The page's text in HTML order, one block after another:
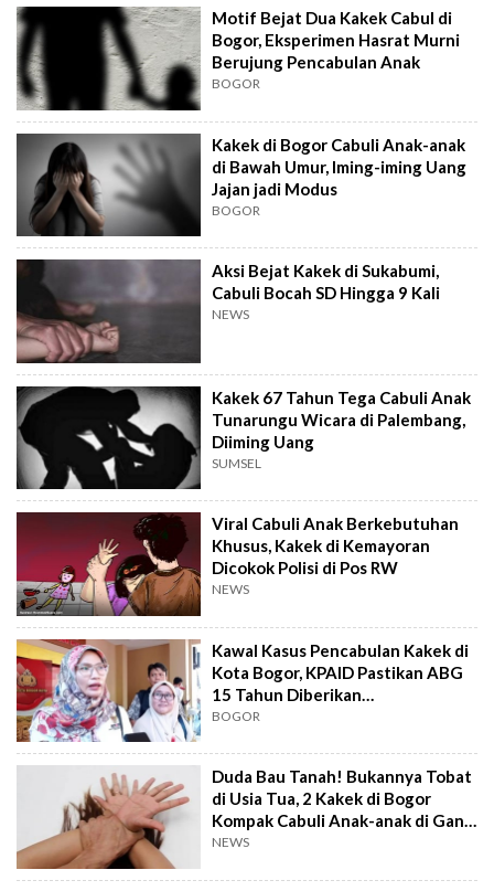
Motif Bejat Dua Kakek Cabul di
Bogor, Eksperimen Hasrat Murni
Berujung Pencabulan Anak
BOGOR
Kakek di Bogor Cabuli Anak-anak
di Bawah Umur, Iming-iming Uang
Jajan jadi Modus
BOGOR
Aksi Bejat Kakek di Sukabumi,
Cabuli Bocah SD Hingga 9 Kali
NEWS
Kakek 67 Tahun Tega Cabuli Anak
Tunarungu Wicara di Palembang,
Diiming Uang
SUMSEL
Viral Cabuli Anak Berkebutuhan
Khusus, Kakek di Kemayoran
Dicokok Polisi di Pos RW
NEWS
Kawal Kasus Pencabulan Kakek di
Kota Bogor, KPAID Pastikan ABG
15 Tahun Diberikan
Pendampingan Khusus
BOGOR
Duda Bau Tanah! Bukannya Tobat
di Usia Tua, 2 Kakek di Bogor
Kompak Cabuli Anak-anak di Gang
Sempit
NEWS